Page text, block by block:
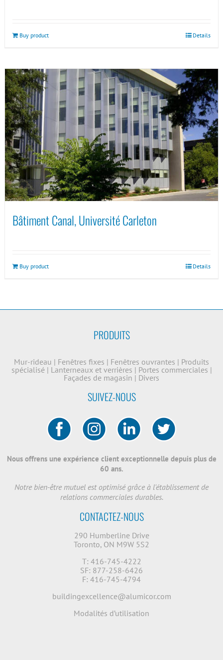
Buy product Details
Bâtiment Canal, Université Carleton
Buy product Details
PRODUITS
Mur-rideau | Fenêtres fixes | Fenêtres ouvrantes | Produits
spécialisé | Lanterneaux et verrières | Portes commerciales |
Façades de magasin | Divers
SUIVEZ-NOUS
Nous offrens une expérience client exceptionnelle depuis plus de
60 ans.
Notre bien-être mutuel est optimisé grâce à l'établissement de
relations commerciales durables.
CONTACTEZ-NOUS
290 Humberline Drive
Toronto, ON M9W 5S2
T: 416-745-4222
SF: 877-258-6426
F: 416-745-4794
buildingexcellence@alumicor.com
Modalités d’utilisation